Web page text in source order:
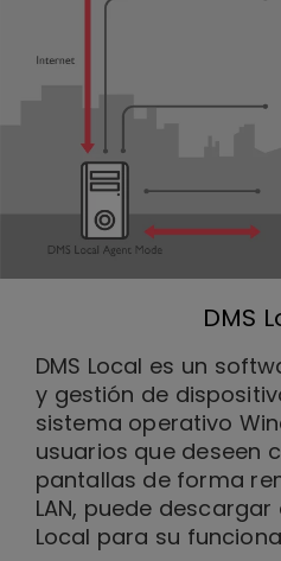
DMS
DMS Local es un
y gestión de
sistema operativo
usuarios que deseen
pantallas de forma
LAN, puede descargar
Local para su